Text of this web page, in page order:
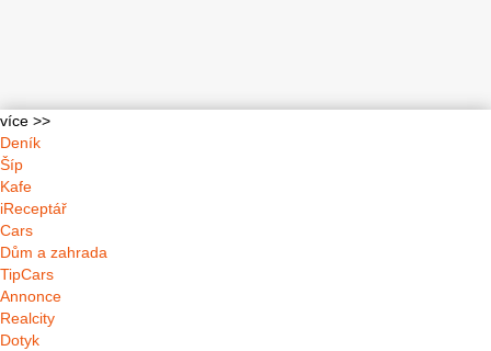
více >>
Deník
Šíp
Kafe
iReceptář
Cars
Dům a zahrada
TipCars
Annonce
Realcity
Dotyk